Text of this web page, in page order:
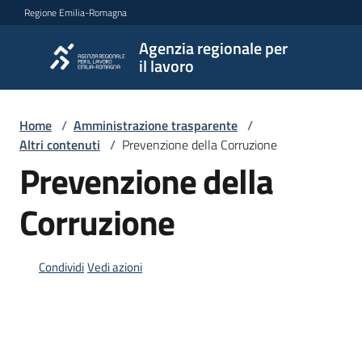
Vai al contenuto
Vai alla navigazione
Vai al footer
Regione Emilia-Romagna
Agenzia regionale per
il lavoro
Agenzia
regionale
per il
lavoro
L'Agenzia
Home / Amministrazione trasparente /
Altri contenuti / Prevenzione della Corruzione
Prevenzione della
Corruzione
CondividiVedi azioni